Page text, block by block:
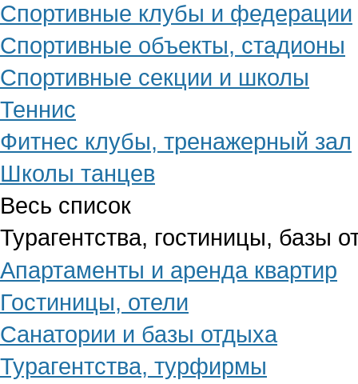
Спортивные клубы и федерации
Спортивные объекты, стадионы
Спортивные секции и школы
Теннис
Фитнес клубы, тренажерный зал
Школы танцев
Весь список
Турагентства, гостиницы, базы
Апартаменты и аренда квартир
Гостиницы, отели
Санатории и базы отдыха
Турагентства, турфирмы